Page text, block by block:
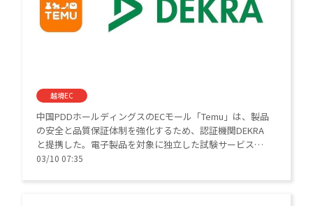
越境EC
中国PDDホールディングスのECモール「Temu」は、製品
の安全と品質保証体制を強化するため、認証機関DEKRA
と提携した。電子製品を対象に独立した試験サービスを
提供し、2026年はコンプライアンス分野へ前年比2倍と
03/10 07:35